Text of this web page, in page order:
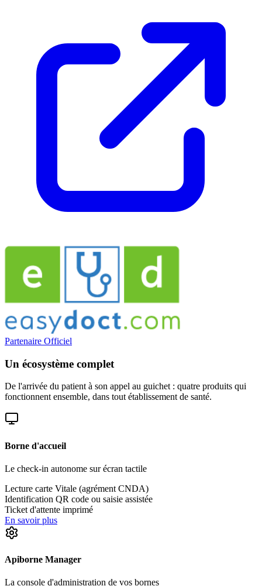
Partenaire Officiel
Un écosystème complet
De l'arrivée du patient à son appel au guichet : quatre produits qui
fonctionnent ensemble, dans tout établissement de santé.
Borne d'accueil
Le check-in autonome sur écran tactile
Lecture carte Vitale (agrément CNDA)
Identification QR code ou saisie assistée
Ticket d'attente imprimé
En savoir plus
Apiborne Manager
La console d'administration de vos bornes